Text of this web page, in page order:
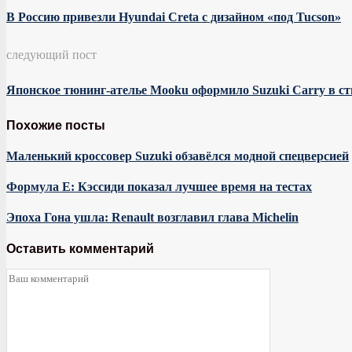
В Россию привезли Hyundai Creta с дизайном «под Tucson»
следующий пост
Японское тюнинг-ателье Mooku оформило Suzuki Carry в
Похожие посты
Маленький кроссовер Suzuki обзавёлся модной спецверсией
Формула E: Кэссиди показал лучшее время на тестах
Эпоха Гона ушла: Renault возглавил глава Michelin
Оставить комментарий